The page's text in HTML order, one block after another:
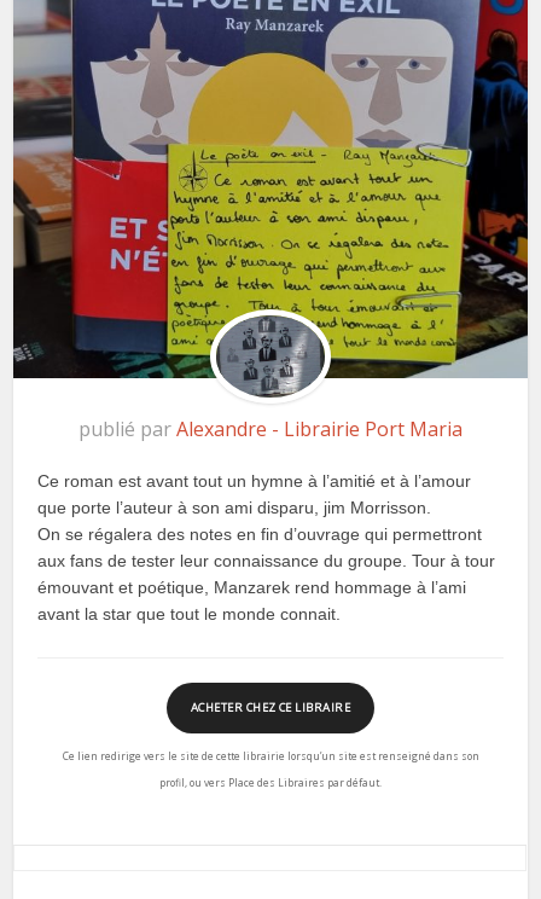
publié parAlexandre - Librairie Port Maria
Ce roman est avant tout un hymne à l’amitié et à l’amour
que porte l’auteur à son ami disparu, jim Morrisson.
On se régalera des notes en fin d’ouvrage qui permettront
aux fans de tester leur connaissance du groupe. Tour à tour
émouvant et poétique, Manzarek rend hommage à l’ami
avant la star que tout le monde connait.
ACHETER CHEZ CE LIBRAIRE
Ce lien redirige vers le site de cette librairie lorsqu’un site est renseigné dans son
profil, ou vers Place des Libraires par défaut.